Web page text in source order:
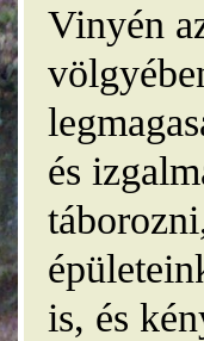
Vinyén
és
is, és